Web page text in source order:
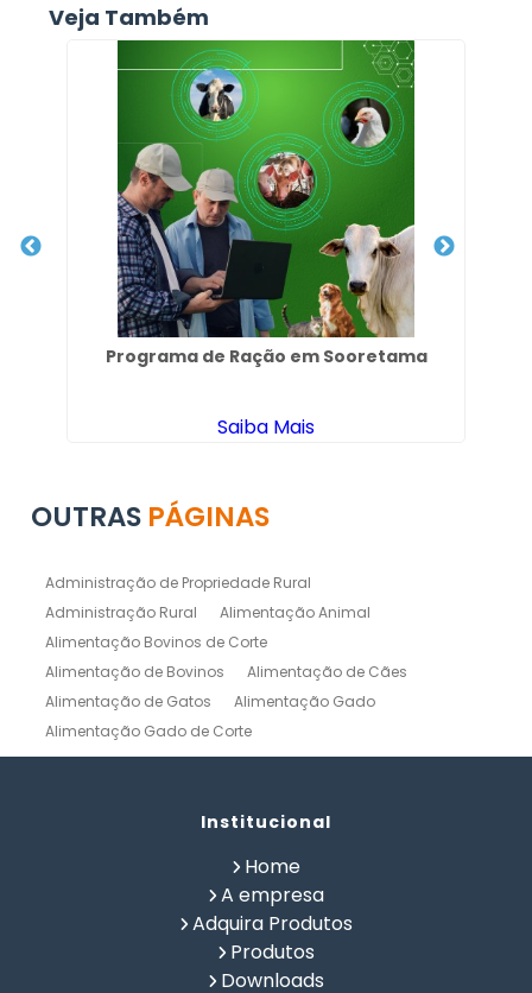
Veja Também
Programa de Ração em Sooretama
Saiba Mais
OUTRAS PÁGINAS
Administração de Propriedade Rural
Administração Rural
Alimentação Animal
Alimentação Bovinos de Corte
Alimentação de Bovinos
Alimentação de Cães
Alimentação de Gatos
Alimentação Gado
Alimentação Gado de Corte
Alimentação Gado de Leite
Alimentação Natural Cães
Alimentação Natural Pets
Alimentação Pet
Calculo de Ração para Bovinos
Como Fazer Ração para Gado de Corte
Como Fazer Ração para Gado de Leite
Composição Química de Alimentos
Institucional
Home
A empresa
Adquira Produtos
Produtos
Downloads